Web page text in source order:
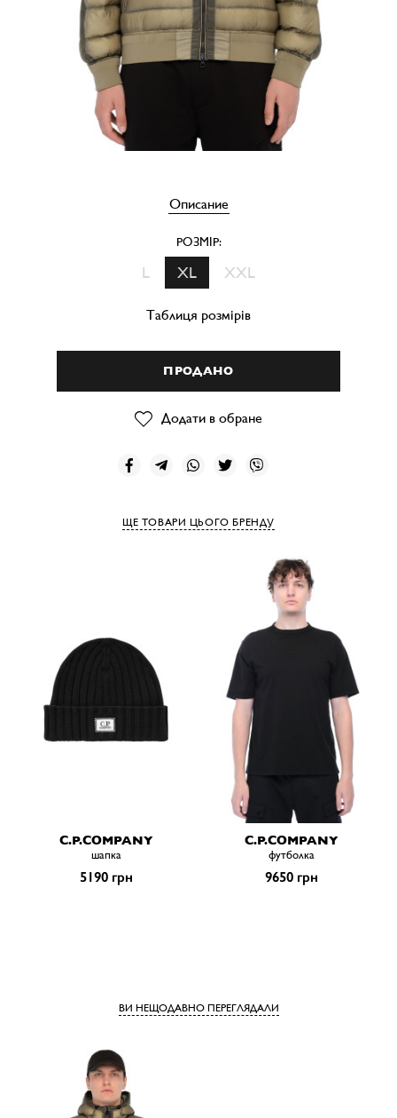
Описание
РОЗМІР:
L XL XXL
Таблиця розмірів
ПРОДАНО
Додати в обране
ЩЕ ТОВАРИ ЦЬОГО БРЕНДУ
C.P.COMPANY
шапка
5190 грн
C.P.COMPANY
футболка
9650 грн
ВИ НЕЩОДАВНО ПЕРЕГЛЯДАЛИ